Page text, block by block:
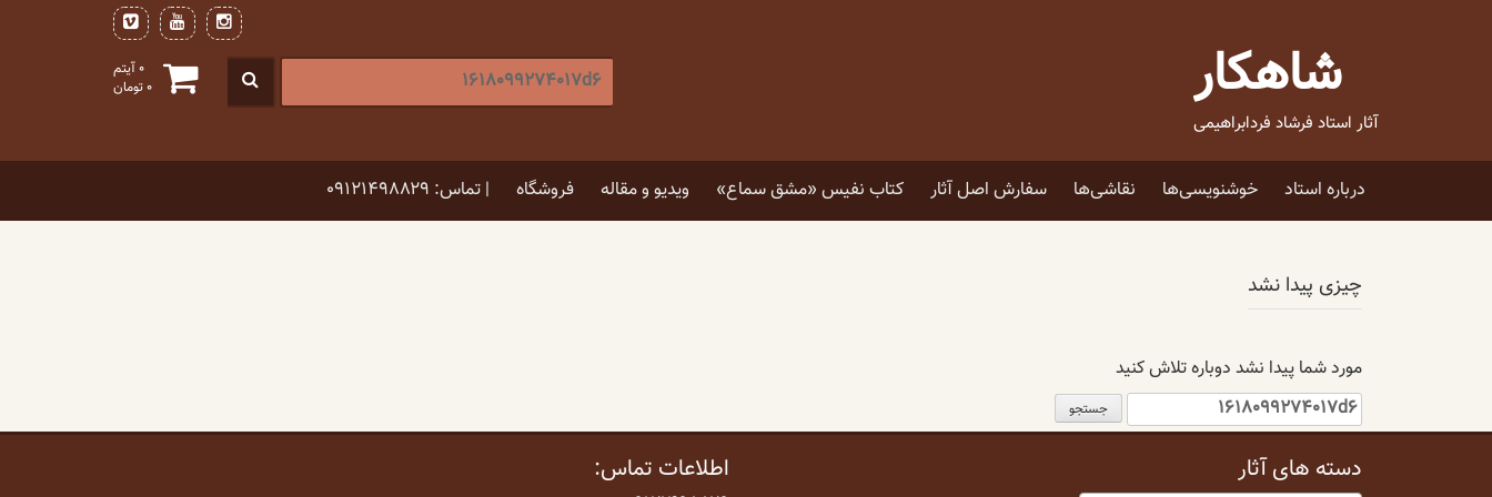
شاهکار
آثار استاد فرشاد فردابراهیمی
0 آیتم
0تومان
جستجو
برای
درباره استاد
خوشنویسی‌ها نقاشی‌ها سفارش اصل آثار کتاب نفیس «مشق سماع» ویدیو و مقاله فروشگاه | تماس: ۰۹۱۲۱۴۹۸۸۲۹
چیزی پیدا نشد
مورد شما پیدا نشد دوباره تلاش کنید
جستجو
برای:
دسته های آثار اطلاعات تماس: